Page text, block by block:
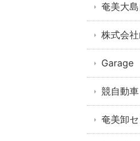
奄美大
株式会
競自動車
奄美卸